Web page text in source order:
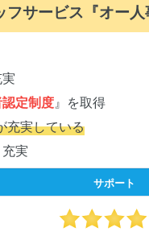
フサービス『オー
定制度』を取得
充実している
実
サポート